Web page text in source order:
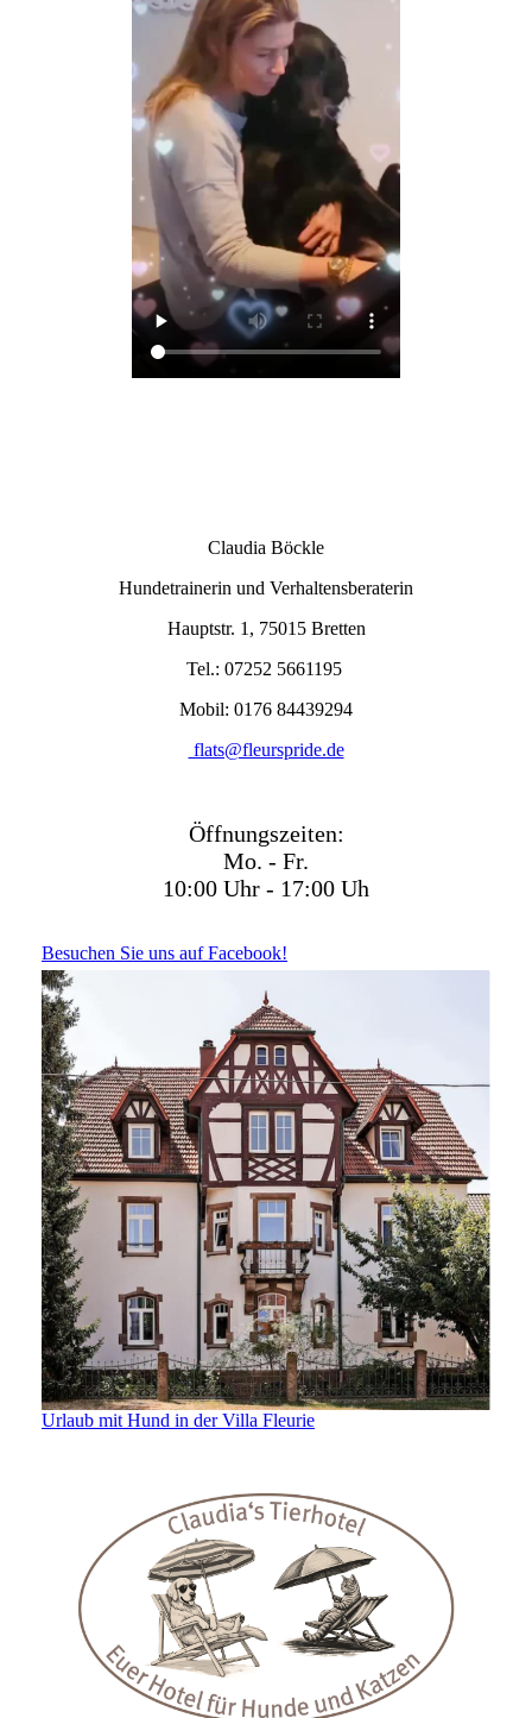
Claudia Böckle
Hundetrainerin und Verhaltensberaterin
Hauptstr. 1 , 75015Bretten
Tel.: 07252 5661195
Mobil: 0176 84439294
flats@fleurspride.de
Öffnungszeiten:
Mo. - Fr.
10:00 Uhr - 17:00 Uh
Besuchen Sie uns auf Facebook!
Urlaub mit Hund in der Villa Fleurie